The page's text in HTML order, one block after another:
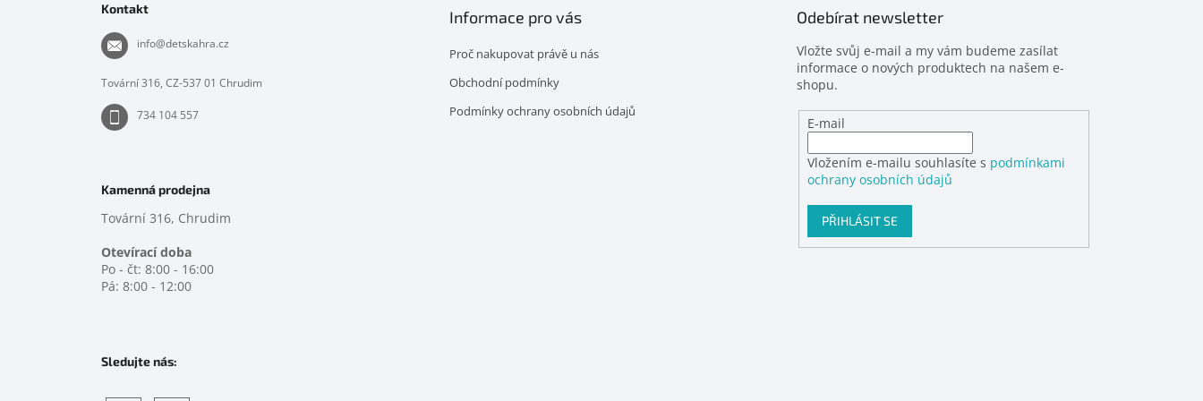
Kontakt
info@detskahra.cz
Tovární 316, CZ-537 01 Chrudim
734 104 557
Kamenná prodejna
Tovární 316, Chrudim
Otevírací doba
Po - čt: 8:00 - 16:00
Pá: 8:00 - 12:00
Sledujte nás:
Informace pro vás
Proč nakupovat právě u nás
Obchodní podmínky
Podmínky ochrany osobních údajů
Odebírat newsletter
Vložte svůj e-mail a my vám budeme zasílat
informace o nových produktech na našem e-
shopu.
E-mail
Vložením e-mailu souhlasíte s podmínkami
ochrany osobních údajů
PŘIHLÁSIT SE